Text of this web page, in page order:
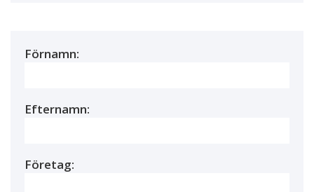
Förnamn:
Efternamn:
Företag: